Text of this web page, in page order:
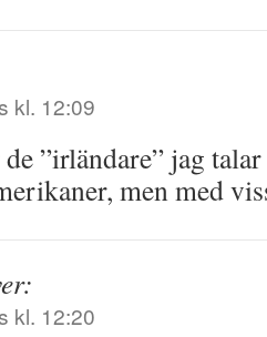
kl. 12:09
”irländare” jag
men med
kl. 12:20